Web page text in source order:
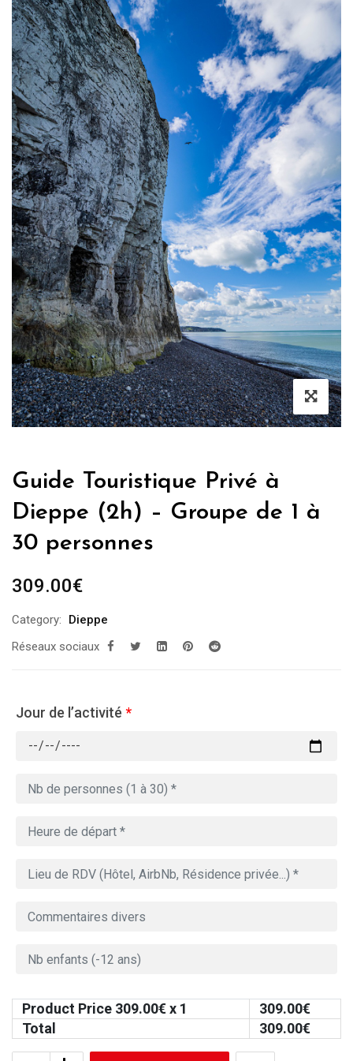
Guide Touristique Privé à
Dieppe (2h) – Groupe de 1 à
30 personnes
309.00€
Category:
Dieppe
Réseaux sociaux
Jour de l’activité *
Product Price 309.00€ x 1 309.00€
Total
309.00€